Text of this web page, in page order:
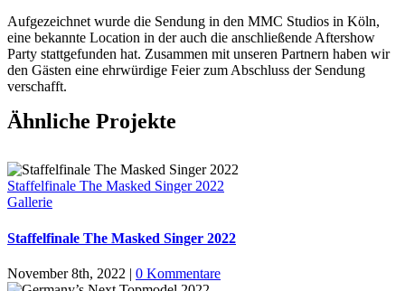
Aufgezeichnet wurde die Sendung in den MMC Studios in Köln,
eine bekannte Location in der auch die anschließende Aftershow
Party stattgefunden hat. Zusammen mit unseren Partnern haben wir
den Gästen eine ehrwürdige Feier zum Abschluss der Sendung
verschafft.
Ähnliche Projekte
Staffelfinale The Masked Singer 2022
Gallerie
Staffelfinale The Masked Singer 2022
November 8th, 2022 | 0 Kommentare